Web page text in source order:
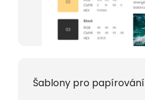
Šablony pro papírování